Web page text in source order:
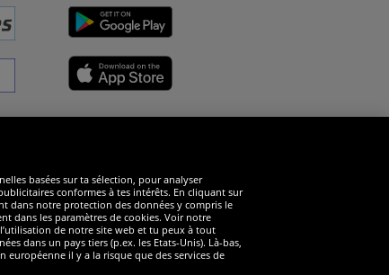
basées sur ta sélection, pour analyser
conformes à tes intérêts. En cliquant sur
dans notre protection des données y compris le
dans les paramètres de cookies. Voir notre
de notre site web et tu peux à tout
dans un pays tiers (p.ex. les Etats-Unis). Là-bas,
européenne il y a la risque que des services de